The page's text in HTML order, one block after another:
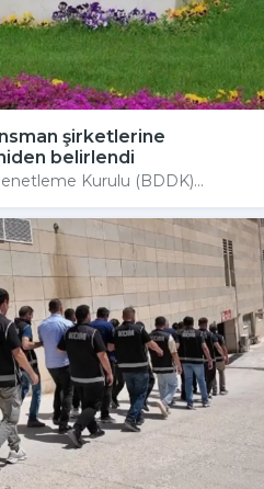
şirketlerine
belirlendi
Kurulu (BDDK)...